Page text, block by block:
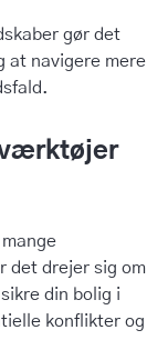
gør det
at navigere mere
det drejer sig om
din bolig i
konflikter og